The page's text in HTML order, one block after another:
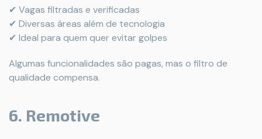
✔ Vagas filtradas e verificadas
✔ Diversas áreas além de tecnologia
✔ Ideal para quem quer evitar golpes
Algumas funcionalidades são pagas, mas o filtro de
qualidade compensa.
6. Remotive